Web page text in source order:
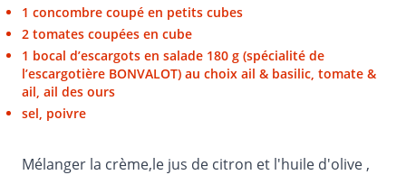
1 concombre coupé en petits cubes
2 tomates coupées en cube
1 bocal d’escargots en salade 180 g (spécialité de
l’escargotière BONVALOT) au choix ail & basilic, tomate &
ail, ail des ours
sel, poivre
Mélanger la crème,le jus de citron et l'huile d'olive ,